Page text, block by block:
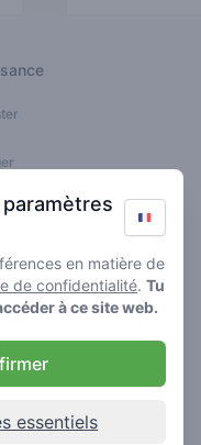
en matière de
de confidentialité. Tu
à ce site web.
essentiels